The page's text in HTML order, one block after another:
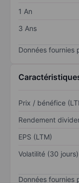
1 An
3 Ans
Données fournies
Prix / bénéfice
Rendement
EPS (LTM)
Volatilité (30 jours)
Données fournies